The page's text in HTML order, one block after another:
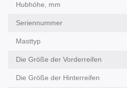
Hubhöhe, mm
Seriennummer
Masttyp
Die Größe der Vorderreifen
Die Größe der Hinterreifen